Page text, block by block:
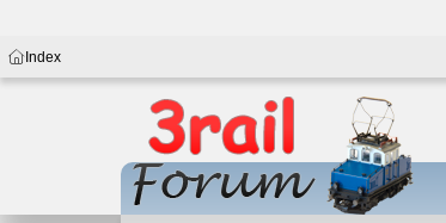
Index